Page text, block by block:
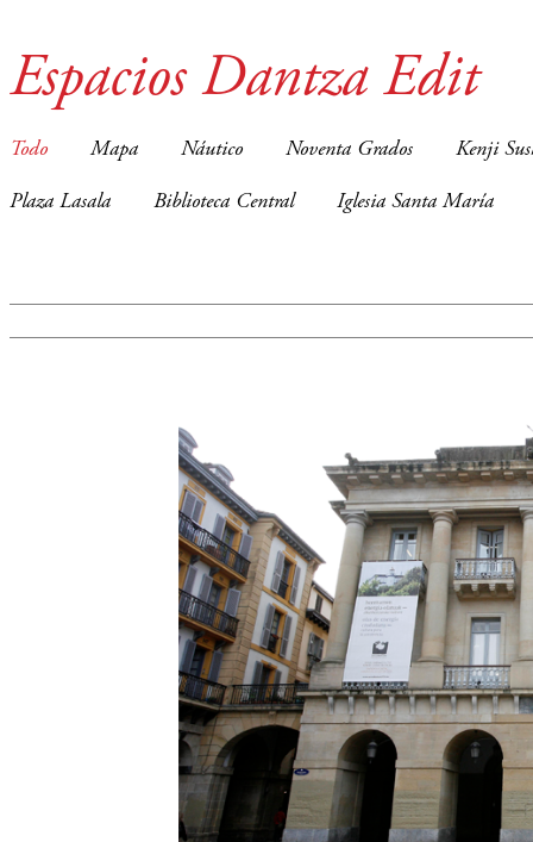
Espacios Dantza Edit
Todo Mapa Náutico Noventa Grados Kenji
Plaza Lasala Biblioteca Central Iglesia Santa María